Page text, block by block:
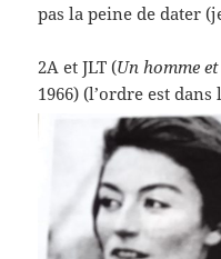
pas la peine de dater
2A et JLT (Un homme
1966) (l’ordre est